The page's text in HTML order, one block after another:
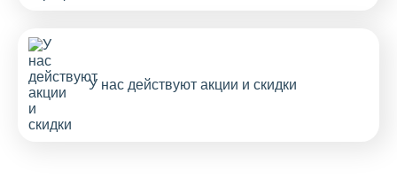
У нас действуют акции и скидки